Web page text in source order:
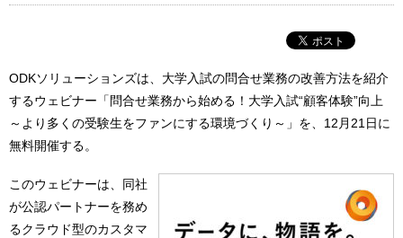
ODKソリューションズは、大学入試の問合せ業務の改善方法を紹介
するウェビナー「問合せ業務から始める！大学入試“顧客体験”向上
～より多くの受験生をファンにする環境づくり～」を、12月21日に
無料開催する。
このウェビナーは、同社
が公認パートナーを務め
るクラウド型のカスタマ